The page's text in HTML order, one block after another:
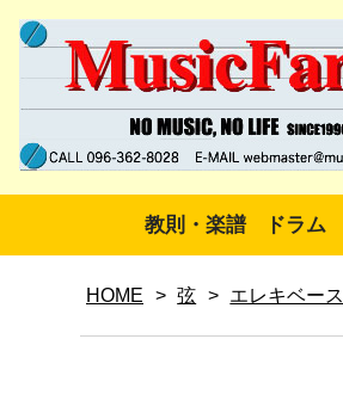
教則・楽譜 ドラム
HOME > 弦 > エレキベース